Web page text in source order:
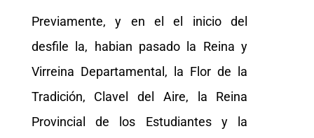
Previamente, y en el el inicio del
desfile la, habian pasado la Reina y
Virreina Departamental, la Flor de la
Tradición, Clavel del Aire, la Reina
Provincial de los Estudiantes y la